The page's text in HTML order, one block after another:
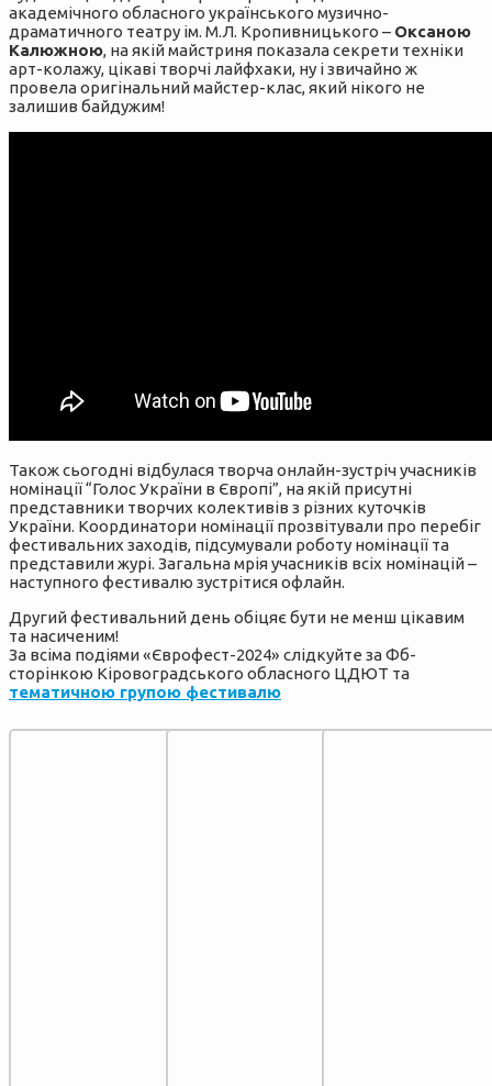
академічного обласного українського музично-
драматичного театру ім. М.Л. Кропивницького – Оксаною
Калюжною, на якій майстриня показала секрети техніки
арт-колажу, цікаві творчі лайфхаки, ну і звичайно ж
провела оригінальний майстер-клас, який нікого не
залишив байдужим!
Також сьогодні відбулася творча онлайн-зустріч учасників
номінації “Голос України в Європі”, на якій присутні
представники творчих колективів з різних куточків
України. Координатори номінації прозвітували про перебіг
фестивальних заходів, підсумували роботу номінації та
представили журі. Загальна мрія учасників всіх номінацій –
наступного фестивалю зустрітися офлайн.
Другий фестивальний день обіцяє бути не менш цікавим
та насиченим!
За всіма подіями «Єврофест-2024» слідкуйте за Фб-
сторінкою Кіровоградського обласного ЦДЮТ та
тематичною групою фестивалю